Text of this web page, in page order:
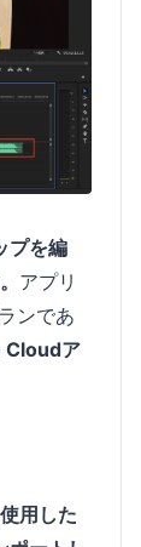
プを編
アプリ
ンであ
Cloudア
使用した